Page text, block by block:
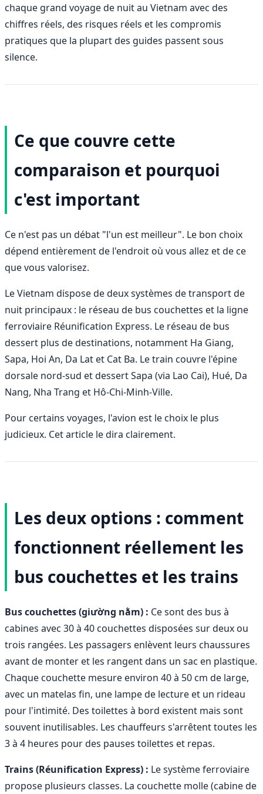
chaque grand voyage de nuit au Vietnam avec des
chiffres réels, des risques réels et les compromis
pratiques que la plupart des guides passent sous
silence.
Ce que couvre cette
comparaison et pourquoi
c'est important
Ce n'est pas un débat "l'un est meilleur". Le bon choix
dépend entièrement de l'endroit où vous allez et de ce
que vous valorisez.
Le Vietnam dispose de deux systèmes de transport de
nuit principaux : le réseau de bus couchettes et la ligne
ferroviaire Réunification Express. Le réseau de bus
dessert plus de destinations, notamment Ha Giang,
Sapa, Hoi An, Da Lat et Cat Ba. Le train couvre l'épine
dorsale nord-sud et dessert Sapa (via Lao Cai), Hué, Da
Nang, Nha Trang et Hô-Chi-Minh-Ville.
Pour certains voyages, l'avion est le choix le plus
judicieux. Cet article le dira clairement.
Les deux options : comment
fonctionnent réellement les
bus couchettes et les trains
Bus couchettes (giường nằm) : Ce sont des bus à
cabines avec 30 à 40 couchettes disposées sur deux ou
trois rangées. Les passagers enlèvent leurs chaussures
avant de monter et les rangent dans un sac en plastique.
Chaque couchette mesure environ 40 à 50 cm de large,
avec un matelas fin, une lampe de lecture et un rideau
pour l'intimité. Des toilettes à bord existent mais sont
souvent inutilisables. Les chauffeurs s'arrêtent toutes les
3 à 4 heures pour des pauses toilettes et repas.
Trains (Réunification Express) : Le système ferroviaire
propose plusieurs classes. La couchette molle (cabine de